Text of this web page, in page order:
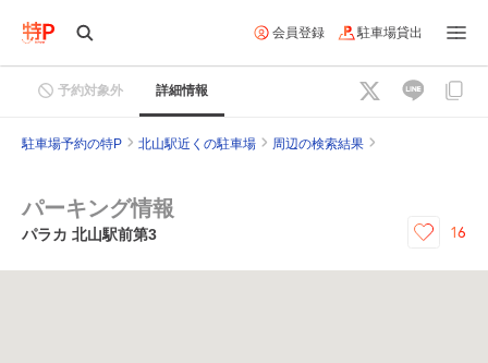
会員登録 駐車場貸出
予約対象外 詳細情報
駐車場予約の特P 北山駅近くの駐車場 周辺の検索結果
パーキング情報
パラカ 北山駅前第3 16